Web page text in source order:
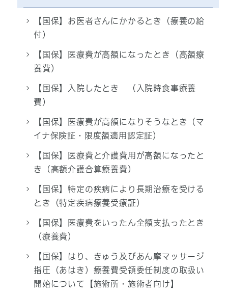
【国保】お医者さんにかかるとき（療養の給
付）
【国保】医療費が高額になったとき（高額療
養費）
【国保】入院したとき （入院時食事療養
費）
【国保】医療費が高額になりそうなとき（マ
イナ保険証・限度額適用認定証）
【国保】医療費と介護費用が高額になったと
き（高額介護合算療養費）
【国保】特定の疾病により長期治療を受ける
とき（特定疾病療養受療証）
【国保】医療費をいったん全額支払ったとき
（療養費）
【国保】はり、きゅう及びあん摩マッサージ
指圧（あはき）療養費受領委任制度の取扱い
開始について【施術所・施術者向け】